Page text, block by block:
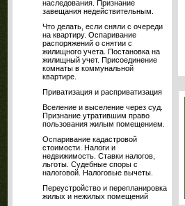
наследования. Признание
завещания недействительным.
Что делать, если сняли с очереди
на квартиру. Оспаривание
распоряжений о снятии с
жилищного учета. Постановка на
жилищный учет. Присоединение
комнаты в коммунальной
квартире.
Приватизация и расприватизация
Вселение и выселение через суд.
Признание утратившим право
пользования жилым помещением.
Оспаривание кадастровой
стоимости. Налоги и
недвижимость. Ставки налогов,
льготы. Судебные споры с
налоговой. Налоговые вычеты.
Переустройство и перепланировка
жилых и нежилых помещений